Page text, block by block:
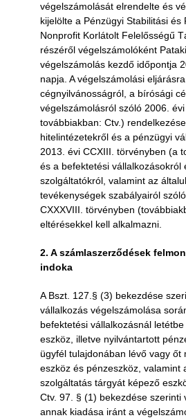
végelszámolását elrendelte és
kijelölte a Pénzügyi Stabilitási és
Nonprofit Korlátolt Felelősségű
részéről végelszámolóként
végelszámolás kezdő időpontja
napja. A végelszámolási
cégnyilvánosságról, a bírósági
végelszámolásról szóló 2006.
továbbiakban: Ctv.)
hitelintézetekről és a pénzügyi
2013. évi CCXIII. törvényben (a
és a befektetési vállalkozásokról
szolgáltatókról, valamint az
tevékenységek szabályairól
CXXXVIII. törvényben
eltérésekkel kell alkalmazni.
2. A számlaszerződések
indoka
A Bszt. 127.§ (3) bekezdése
vállalkozás végelszámolása
befektetési vállalkozásnál
eszköz, illetve nyilvántartott
ügyfél tulajdonában lévő vagy őt
eszköz és pénzeszköz, valamint
szolgáltatás tárgyát képező
Ctv. 97. § (1) bekezdése szerinti
annak kiadása iránt a